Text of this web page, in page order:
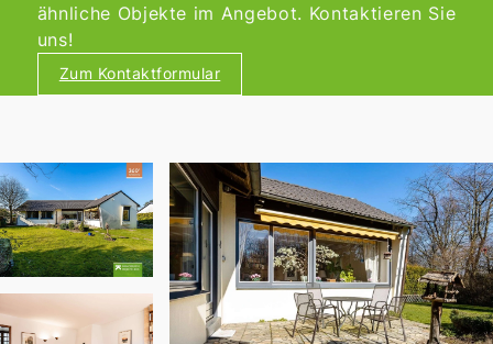
ähnliche Objekte im Angebot. Kontaktieren Sie
uns!
Zum Kontaktformular